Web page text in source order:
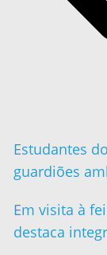
Estudantes
guardiões
Em visita à
destaca